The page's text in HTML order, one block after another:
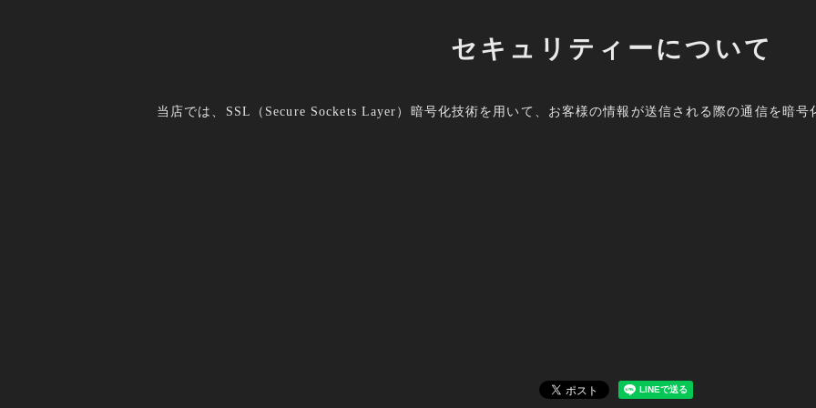
セキュリティーについて
当店では、SSL（Secure Sockets Layer）暗号化技術を用いて、お客様の情報が送信される際の通信を暗号